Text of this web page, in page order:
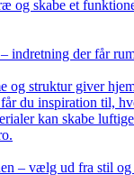
og skabe et
indretning der får
og struktur giver
du inspiration til,
kan skabe
– vælg ud fra stil og